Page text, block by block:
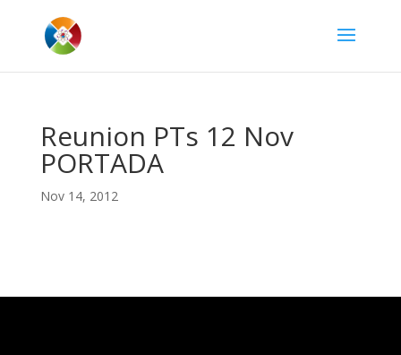
Reunion PTs 12 Nov
PORTADA
Nov 14, 2012